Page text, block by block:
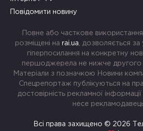
Повідомити новину
Повне або часткове
розміщені на rai.ua , дозволяється
гіперпосилання на конкретну
першоджерела не нижче другого
Матеріали з позначкою Новини
Спецрепортаж публікуються на
достовірність рекламної інформації
несе
Всі права захищено © 2026